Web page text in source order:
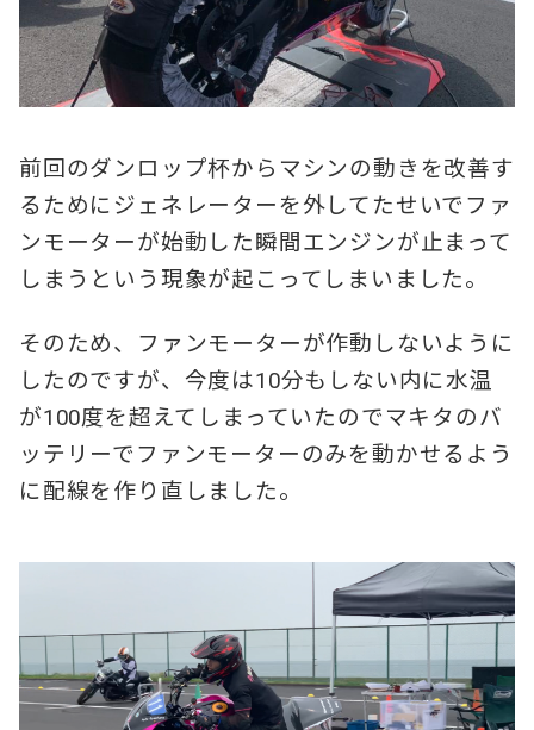
前回のダンロップ杯からマシンの動きを改善す
るためにジェネレーターを外してたせいでファ
ンモーターが始動した瞬間エンジンが止まって
しまうという現象が起こってしまいました。
そのため、ファンモーターが作動しないように
したのですが、今度は10分もしない内に水温
が100度を超えてしまっていたのでマキタのバ
ッテリーでファンモーターのみを動かせるよう
に配線を作り直しました。